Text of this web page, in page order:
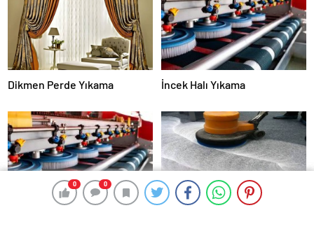
0 0
0 0
Dikmen Perde Yıkama İncek Halı Yıkama